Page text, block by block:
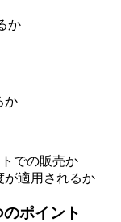
か
か
での販売か
が適用されるか
ポイント